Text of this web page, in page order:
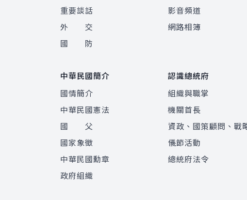
重要談話
外 交
國 防
影音頻道
網路相簿
中華民國簡介
國情簡介
中華民國憲法
國 父
國家象徵
中華民國勳章
政府組織
認識總統府
組織與職掌
機關首長
資政、國策顧問、戰
儀節活動
總統府法令